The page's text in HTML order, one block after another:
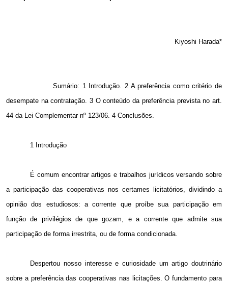
Kiyoshi Harada*
Sumário: 1 Introdução. 2 Apreferência como critério de
desempate na contratação. 3 O conteúdo da preferência prevista no art.
44 da Lei Complementar nº 123/06. 4 Conclusões.
1 Introdução
É comum encontrar artigos e trabalhos jurídicos versando sobre
a participação das cooperativas nos certames licitatórios, dividindo a
opinião dos estudiosos: a corrente que proíbe sua participação em
função de privilégios de que gozam, e a corrente que admite sua
participação de forma irrestrita, ou de forma condicionada.
Despertou nosso interesse e curiosidade um artigo doutrinário
sobre a preferência das cooperativas nas licitações. O fundamento para